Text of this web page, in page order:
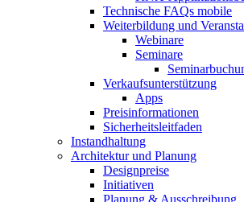
Technische FAQs mobile
Weiterbildung und
Webinare
Seminare
Verkaufsunterstützung
Apps
Preisinformationen
Sicherheitsleitfaden
Instandhaltung
Architektur und Planung
Designpreise
Initiativen
Planung & Ausschreibung